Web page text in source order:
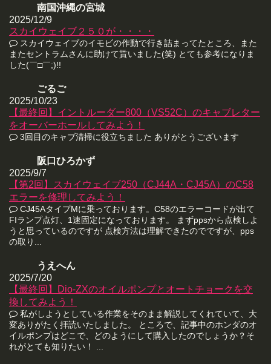
南国沖縄の宮城
2025/12/9
スカイウェイブ２５０が・・・・
スカイウェイブのイモビの作動で行き詰まってたところ、また
またセントラムさんに助けて貰いました(笑) とても参考になりま
した(￣□￣;)!!
ごるご
2025/10/23
【最終回】イントルーダー800（VS52C）のキャブレター
をオーバーホールしてみよう！
3回目のキャブ清掃に役立ちました ありがとうございます
阪口ひろかず
2025/9/7
【第2回】スカイウェイブ250（CJ44A・CJ45A）のC58
エラーを修理してみよう！
CJ45AタイプMに乗っております。C58のエラーコードが出て
FIランプ点灯、1速固定になっております。 まずppsから点検しよ
うと思っているのですが 点検方法は理解できたのでですが、pps
の取り...
うえへん
2025/7/20
【最終回】Dio-ZXのオイルポンプとオートチョークを交
換してみよう！
私がしようとしている作業をそのまま解説してくれていて、大
変ありがたく拝読いたしました。 ところで、記事中のホンダのオ
イルポンプはどこで、どのようにして購入したのでしょうか？そ
れがとても知りたい！ ...